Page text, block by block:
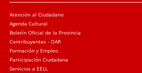
Atención al Ciudadano
Agenda Cultural
Boletín Oficial de la Provincia
Contribuyentes - OAR
Formación y Empleo
Participación Ciudadana
Servicios a EELL